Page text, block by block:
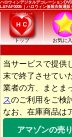
ハロウィンデジタルデコレーション
LAFAF0005 ｜ハロウィン仮装衣装通販
トップ お気に
当サービスで提供
末で終了させてい
業者の方、まとま
スのご利用をご検
なお、在庫商品は
アマゾンの売